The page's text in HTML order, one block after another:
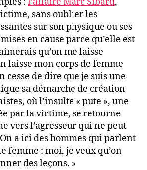
: l’affaire Marc Sibard,
sans oublier les
sur son physique ou ses
en cause parce qu’elle est
qu’on me laisse
laisse mon corps de femme
cesse de dire que je suis une
sa démarche de création
où l’insulte « pute », une
par la victime, se retourne
vers l’agresseur qui ne peut
a ici des hommes qui parlent
femme : moi, je veux qu’on
des leçons. »